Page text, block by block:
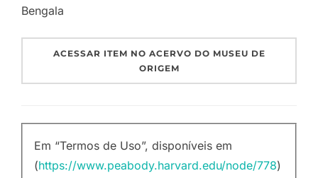
Bengala
ACESSAR ITEM NO ACERVO DO MUSEU DE
ORIGEM
Em “Termos de Uso”, disponíveis em
(https://www.peabody.harvard.edu/node/778)